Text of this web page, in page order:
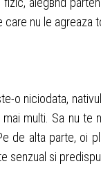
nu le agreaza
o niciodata,
multi. Sa nu
de alta parte, оi
senzual si